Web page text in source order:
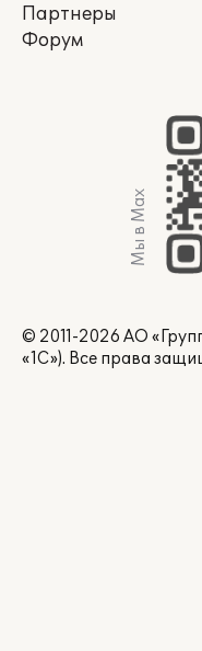
Партнеры
Форум
Мы в Max
© 2011-2026 АО
«1С»). Все права